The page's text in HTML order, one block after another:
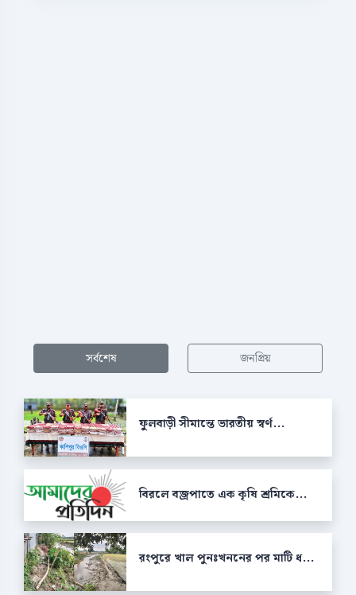
সর্বশেষ জনপ্রিয়
ফুলবাড়ী সীমান্তে ভারতীয় স্বর্ণ...
বিরলে বজ্রপাতে এক কৃষি শ্রমিকে...
রংপুরে খাল পুনঃখননের পর মাটি ধ...